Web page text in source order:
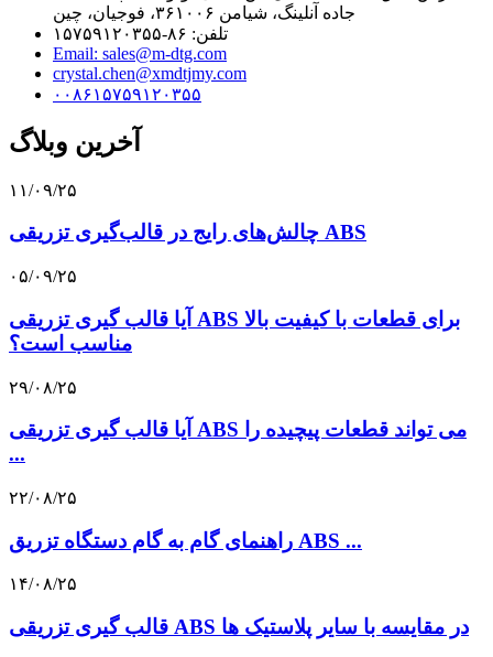
جاده آنلینگ، شیامن ۳۶۱۰۰۶، فوجیان، چین
تلفن: ۸۶-۱۵۷۵۹۱۲۰۳۵۵
Email: sales@m-dtg.com
crystal.chen@xmdtjmy.com
۰۰۸۶۱۵۷۵۹۱۲۰۳۵۵
آخرین وبلاگ
۱۱/۰۹/۲۵
چالش‌های رایج در قالب‌گیری تزریقی ABS
۰۵/۰۹/۲۵
آیا قالب گیری تزریقی ABS برای قطعات با کیفیت بالا
مناسب است؟
۲۹/۰۸/۲۵
آیا قالب گیری تزریقی ABS می تواند قطعات پیچیده را
...
۲۲/۰۸/۲۵
راهنمای گام به گام دستگاه تزریق ABS ...
۱۴/۰۸/۲۵
قالب گیری تزریقی ABS در مقایسه با سایر پلاستیک ها